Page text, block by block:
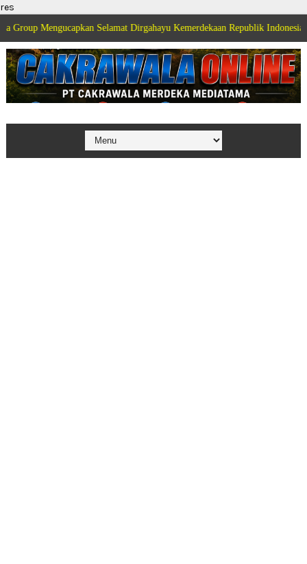
res
Selamat Dirgahayu Kemerdekaan Republik Indonesia ke 81